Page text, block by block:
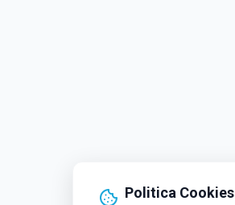
Politica Cookies